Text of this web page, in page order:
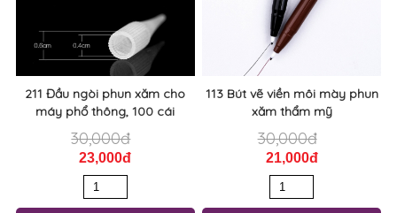
211 Đầu ngòi phun xăm cho
máy phổ thông, 100 cái
30,000đ
23,000đ
113 Bút vẽ viền môi mày phun
xăm thẩm mỹ
30,000đ
21,000đ